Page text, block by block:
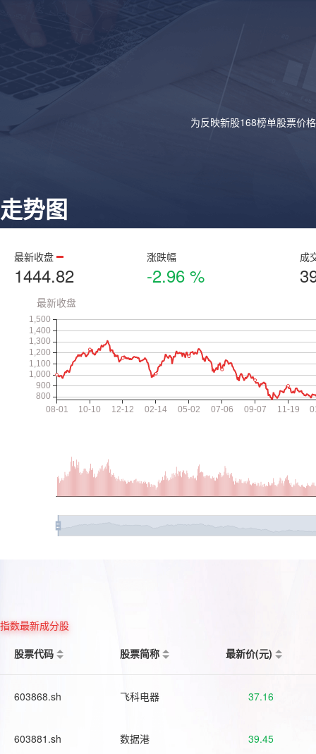
为反映新股168榜单股票价
走势图
最新收盘
1444.82
涨跌幅
-2.96 %
成
指数最新成分股
股票代码
股票简称 最新价(元)
603868.sh 飞科电器 37.16
603881.sh 数据港 39.45